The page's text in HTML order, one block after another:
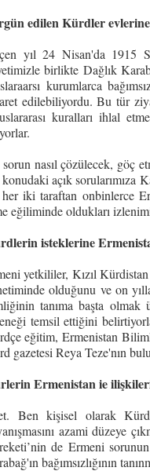
edilen Kürdler
yıl 24 Nisan'da 1915
birlikte Dağlık
kurumlarca
edilebiliyordu. Bu tür
kuralları ihlal
nasıl çözülecek, göç
açık sorularımıza
iki taraftan onbinlerce
eğiliminde oldukları
isteklerine
yetkililer, Kızıl
olduğunu ve on
tanıma başta
temsil ettiğini
eğitim, Ermenistan
gazetesi Reya Teze'nın
Ermenistan ie
Ben kişisel olarak
azami düzeye
de Ermeni
bağımsızlığının